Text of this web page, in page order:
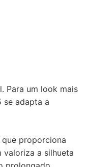
Para um look mais
se adapta a
proporciona
valoriza a silhueta